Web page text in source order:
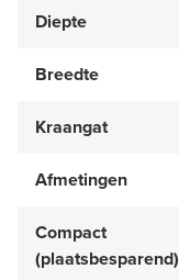
Diepte
Breedte
Kraangat
Afmetingen
Compact
(plaatsbesparend)